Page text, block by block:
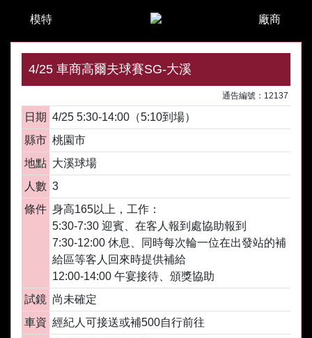
模特 廠商
4/25 車商高爾夫球賽SG-大溪
通告編號：12137
日期 4/25 5:30-14:00（5:10到場）
縣市 桃園市
地點 大溪球場
人數 3
條件 身高165以上，工作：
5:30-7:30 迎賓、在客人報到處協助報到
7:30-12:00 休息、同時每次輪一位在出發站的補
給區等客人回來時提供補給
12:00-14:00 午宴接待、頒獎協助
試鏡 尚未確定
車資 經紀人可接送或補500自行前往